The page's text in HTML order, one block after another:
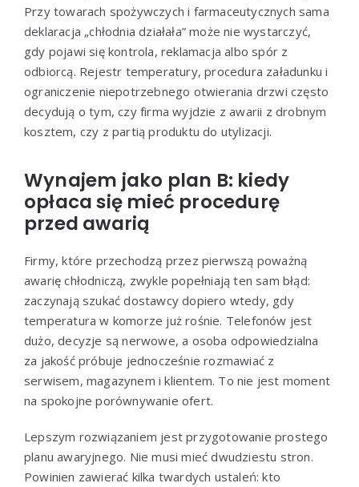
Przy towarach spożywczych i farmaceutycznych sama
deklaracja „chłodnia działała” może nie wystarczyć,
gdy pojawi się kontrola, reklamacja albo spór z
odbiorcą. Rejestr temperatury, procedura załadunku i
ograniczenie niepotrzebnego otwierania drzwi często
decydują o tym, czy firma wyjdzie z awarii z drobnym
kosztem, czy z partią produktu do utylizacji.
Wynajem jako plan B: kiedy
opłaca się mieć procedurę
przed awarią
Firmy, które przechodzą przez pierwszą poważną
awarię chłodniczą, zwykle popełniają ten sam błąd:
zaczynają szukać dostawcy dopiero wtedy, gdy
temperatura w komorze już rośnie. Telefonów jest
dużo, decyzje są nerwowe, a osoba odpowiedzialna
za jakość próbuje jednocześnie rozmawiać z
serwisem, magazynem i klientem. To nie jest moment
na spokojne porównywanie ofert.
Lepszym rozwiązaniem jest przygotowanie prostego
planu awaryjnego. Nie musi mieć dwudziestu stron.
Powinien zawierać kilka twardych ustaleń: kto